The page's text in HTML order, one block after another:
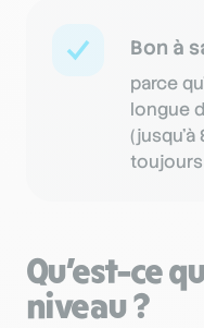
Bon à
parce
longue
(jusqu’à
Qu’est-ce
niveau ?